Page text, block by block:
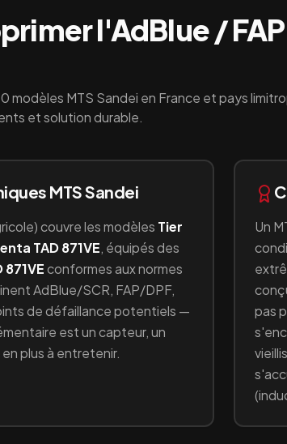
l'AdBlue / FAP
0modèles MTS Sandei en France et pays
et solution durable.
MTS Sandei
) couvre les modèles Tier
TAD 871VE, équipésdes
conformes aux normes
AdBlue/SCR, FAP/DPF,
de défaillance potentiels —
est un capteur, un
plus à entretenir.
Un
pas